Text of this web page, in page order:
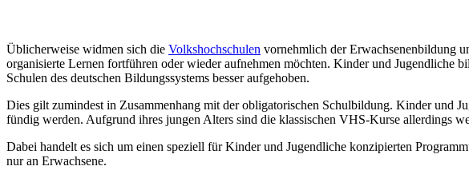
Üblicherweise widmen sich die Volkshochschulen vornehmlich der Erwachsenenbildung
organisierte Lernen fortführen oder wieder aufnehmen möchten. Kinder und Jugendliche
Schulen des deutschen Bildungssystems besser aufgehoben.
Dies gilt zumindest in Zusammenhang mit der obligatorischen Schulbildung. Kinder und
fündig werden. Aufgrund ihres jungen Alters sind die klassischen VHS-Kurse allerdings
Dabei handelt es sich um einen speziell für Kinder und Jugendliche konzipierten
nur an Erwachsene.